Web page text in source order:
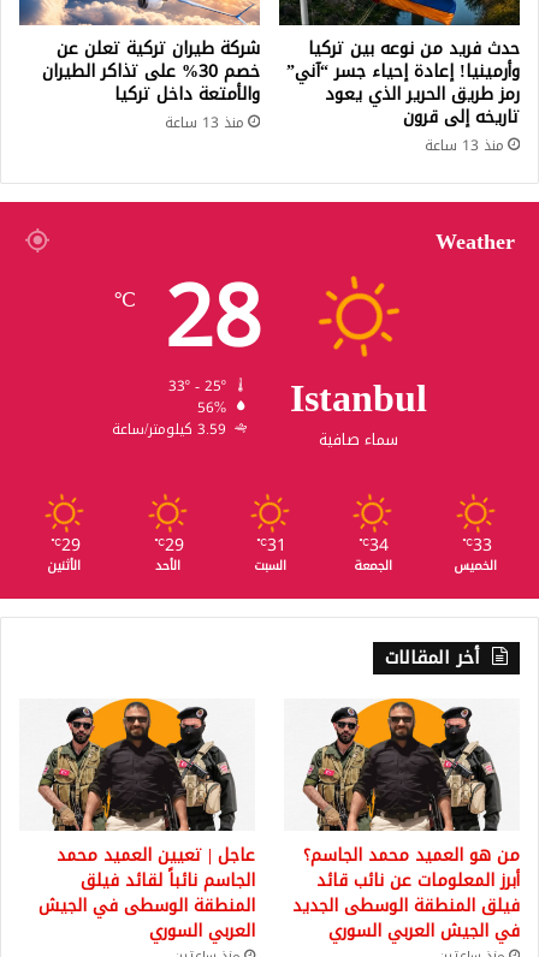
حدث فريد من نوعه بين تركيا
وأرمينيا! إعادة إحياء جسر “آني”
رمز طريق الحرير الذي يعود
تاريخه إلى قرون
منذ 13 ساعة
شركة طيران تركية تعلن عن
خصم 30% على تذاكر الطيران
والأمتعة داخل تركيا
منذ 13 ساعة
Weather
Istanbul
سماء صافية
28
℃
56%
3.59 كيلومتر/ساعة
33
℃
الخميس
34
℃
الجمعة
31
℃
السبت
29
℃
الأحد
29
℃
الأثنين
أخر المقالات
من هو العميد محمد الجاسم؟
أبرز المعلومات عن نائب قائد
فيلق المنطقة الوسطى الجديد
في الجيش العربي السوري
عاجل | تعيين العميد محمد
الجاسم نائباً لقائد فيلق
المنطقة الوسطى في الجيش
العربي السوري